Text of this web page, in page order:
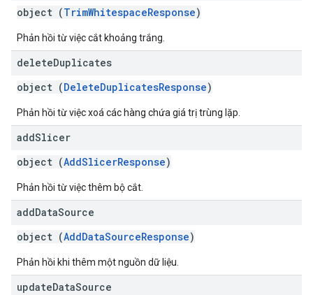
object (TrimWhitespaceResponse)
Phản hồi từ việc cắt khoảng trắng.
deleteDuplicates
object (DeleteDuplicatesResponse)
Phản hồi từ việc xoá các hàng chứa giá trị trùng lặp.
addSlicer
object (AddSlicerResponse)
Phản hồi từ việc thêm bộ cắt.
addDataSource
object (AddDataSourceResponse)
Phản hồi khi thêm một nguồn dữ liệu.
updateDataSource